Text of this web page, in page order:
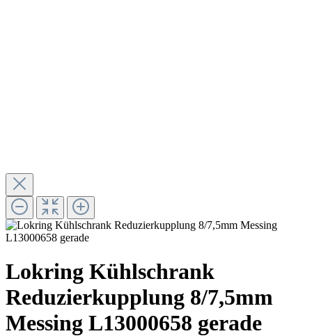
Lokring Kühlschrank
Reduzierkupplung 8/7,5mm
Messing L13000658 gerade